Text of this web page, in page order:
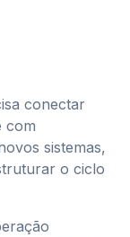
conectar
com
sistemas,
o ciclo